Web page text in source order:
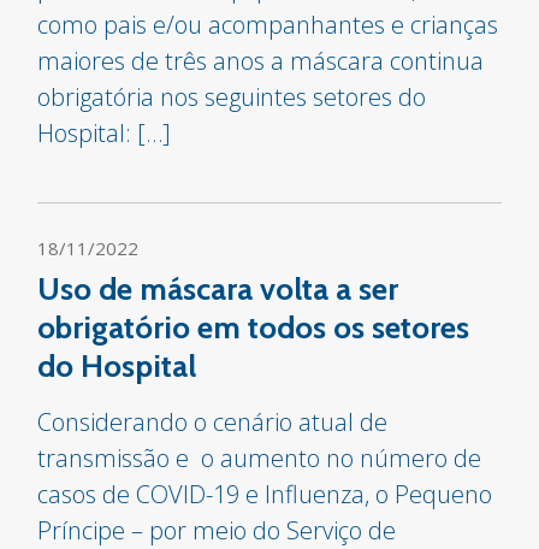
como pais e/ou acompanhantes e crianças
maiores de três anos a máscara continua
obrigatória nos seguintes setores do
Hospital: […]
18/11/2022
Uso de máscara volta a ser
obrigatório em todos os setores
do Hospital
Considerando o cenário atual de
transmissão e o aumento no número de
casos de COVID-19 e Influenza, o Pequeno
Príncipe – por meio do Serviço de